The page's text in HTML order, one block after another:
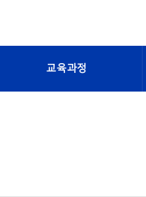
교육과정